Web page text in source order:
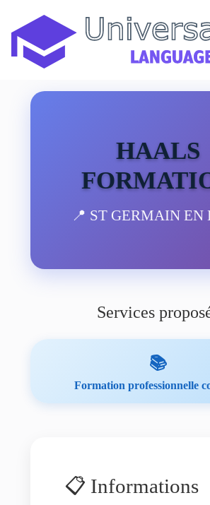
contenu
HAALS
📍 ST GERMAIN EN
Services
📚
Formation professionnelle
📋 Informations